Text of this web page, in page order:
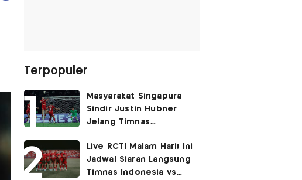
Terpopuler
Masyarakat Singapura
Sindir Justin Hubner
Jelang Timnas
Ia Seolah-olah Lahir di
Permukiman Kumuh
Jakarta Barat!
Live RCTI Malam Hari! Ini
Jadwal Siaran Langsung
Timnas Indonesia vs